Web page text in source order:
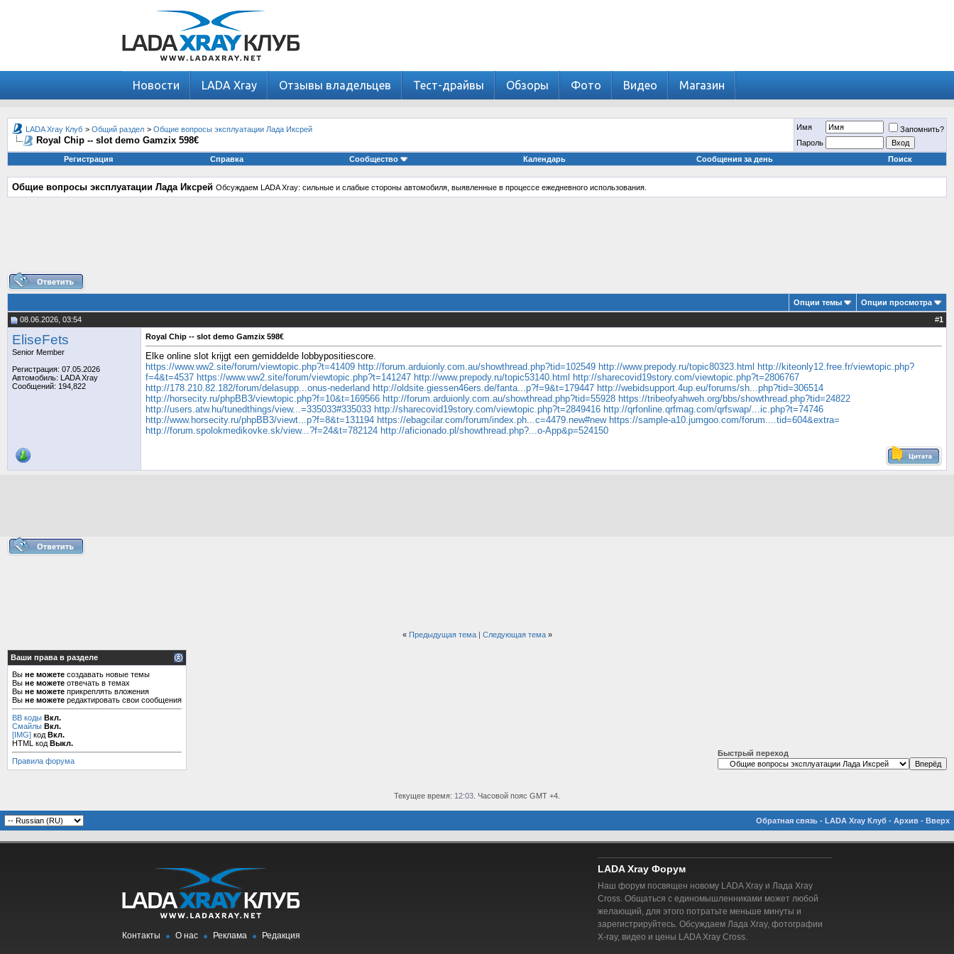
Новости LADA Xray Отзывы владельцев Тест-драйвы Обзоры Фото Видео Магазин
LADA Xray Клуб > Общий раздел > Общие вопросы эксплуатации Лада Иксрей
Royal Chip -- slot demo Gamzix 598€
Имя
Запомнить?
Пароль
Регистрация
Справка Сообщество Календарь Сообщения за день Поиск
Общие вопросы эксплуатации Лада Иксрей Обсуждаем LADA Xray: сильные и слабые стороны автомобиля, выявленные в процессе ежедневного использования.
Опции темы
Опции просмотра
08.06.2026, 03:54
#1
EliseFets
Senior Member
Регистрация: 07.05.2026
Автомобиль: LADA Xray
Сообщений: 194,822
Royal Chip -- slot demo Gamzix 598€
Elke online slot krijgt een gemiddelde lobbypositiescore.
https://www.ww2.site/forum/viewtopic.php?t=41409 http://forum.arduionly.com.au/showthread.php?tid=102549 http://www.prepody.ru/topic80323.html
http://kiteonly12.free.fr/viewtopic.php?
f=4&t=4537 https://www.ww2.site/forum/viewtopic.php?t=141247 http://www.prepody.ru/topic53140.html
http://sharecovid19story.com/viewtopic.php?t=2806767
http://178.210.82.182/forum/delasupp...onus-nederland http://oldsite.giessen46ers.de/fanta...p?f=9&t=179447 http://webidsupport.4up.eu/forums/sh...php?tid=306514
http://horsecity.ru/phpBB3/viewtopic.php?f=10&t=169566 http://forum.arduionly.com.au/showthread.php?tid=55928 https://tribeofyahweh.org/bbs/showthread.php?tid=24822
http://users.atw.hu/tunedthings/view...=335033#335033 http://sharecovid19story.com/viewtopic.php?t=2849416 http://qrfonline.qrfmag.com/qrfswap/...ic.php?t=74746
http://www.horsecity.ru/phpBB3/viewt...p?f=8&t=131194 https://ebagcilar.com/forum/index.ph...c=4479.new#new https://sample-a10.jumgoo.com/forum....tid=604&extra=
http://forum.spolokmedikovke.sk/view...?f=24&t=782124 http://aficionado.pl/showthread.php?...o-App&p=524150
« Предыдущая тема| Следующая тема »
Ваши права в разделе
Вы не можете создавать новые темы
Вы не можете отвечать в темах
Вы не можете прикреплять вложения
Вы не можете редактировать свои сообщения
BB коды Вкл.
Смайлы Вкл.
[IMG] код Вкл.
HTML код Выкл.
Правила форума
Быстрый переход
Текущее время: 12:03 . Часовой пояс GMT +4.
Обратная связь - LADA Xray Клуб - Архив - Вверх
Контакты О нас Реклама Редакция
LADA Xray Форум
Наш форум посвящен новому LADA Xray и Лада Xray
Cross. Общаться с единомышленниками может любой
желающий, для этого потратьте меньше минуты и
зарегистрируйтесь. Обсуждаем Лада Xray, фотографии
X-ray, видео и цены LADA Xray Cross.